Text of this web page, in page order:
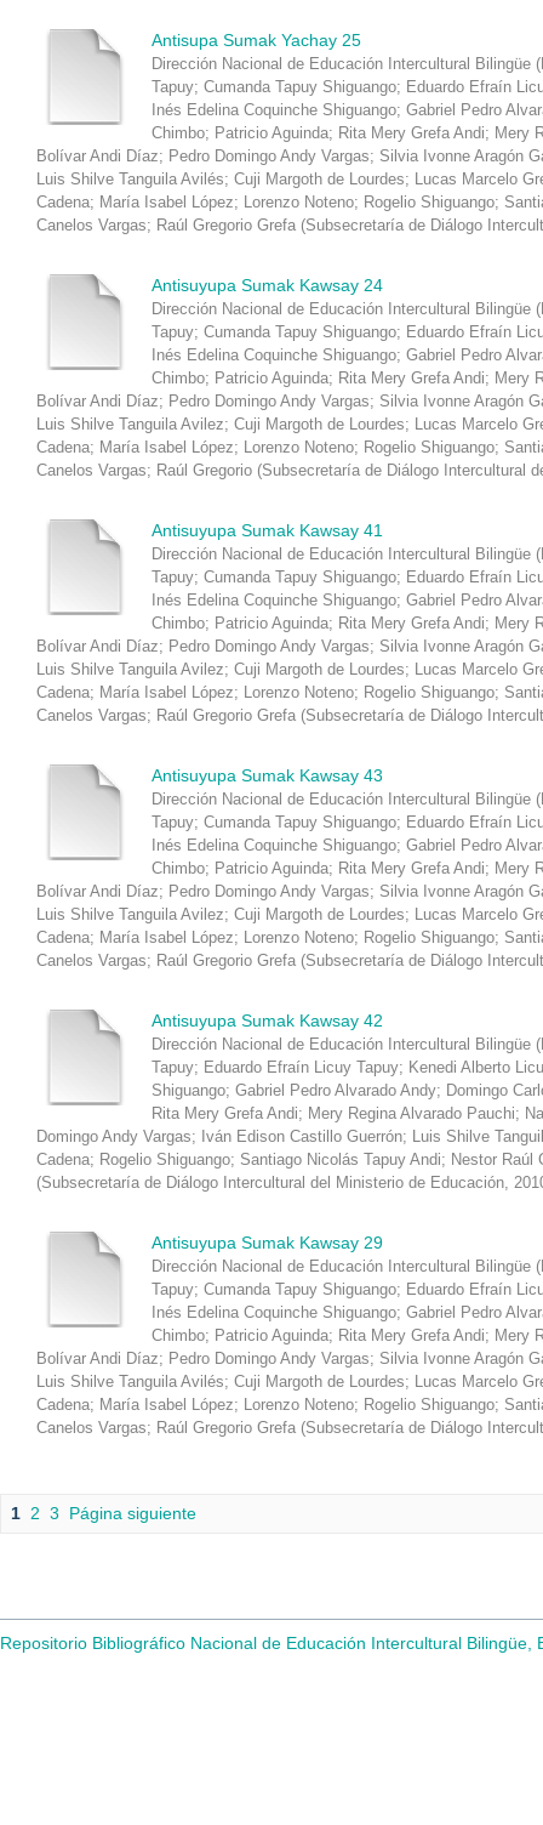
Antisupa Sumak Yachay 25
Dirección Nacional de Educación Intercultural Bilingüe
Tapuy; Cumanda Tapuy Shiguango; Eduardo Efraín
Inés Edelina Coquinche Shiguango; Gabriel Pedro
Chimbo; Patricio Aguinda; Rita Mery Grefa Andi; Mery
Bolívar Andi Díaz; Pedro Domingo Andy Vargas; Silvia Ivonne Aragón
Luis Shilve Tanguila Avilés; Cuji Margoth de Lourdes; Lucas Marcelo
Cadena; María Isabel López; Lorenzo Noteno; Rogelio Shiguango;
Canelos Vargas; Raúl Gregorio Grefa (Subsecretaría de Diálogo
Antisuyupa Sumak Kawsay 24
Dirección Nacional de Educación Intercultural Bilingüe
Tapuy; Cumanda Tapuy Shiguango; Eduardo Efraín
Inés Edelina Coquinche Shiguango; Gabriel Pedro
Chimbo; Patricio Aguinda; Rita Mery Grefa Andi; Mery
Bolívar Andi Díaz; Pedro Domingo Andy Vargas; Silvia Ivonne Aragón
Luis Shilve Tanguila Avilez; Cuji Margoth de Lourdes; Lucas Marcelo
Cadena; María Isabel López; Lorenzo Noteno; Rogelio Shiguango;
Canelos Vargas; Raúl Gregorio (Subsecretaría de Diálogo Intercultural
Antisuyupa Sumak Kawsay 41
Dirección Nacional de Educación Intercultural Bilingüe
Tapuy; Cumanda Tapuy Shiguango; Eduardo Efraín
Inés Edelina Coquinche Shiguango; Gabriel Pedro
Chimbo; Patricio Aguinda; Rita Mery Grefa Andi; Mery
Bolívar Andi Díaz; Pedro Domingo Andy Vargas; Silvia Ivonne Aragón
Luis Shilve Tanguila Avilez; Cuji Margoth de Lourdes; Lucas Marcelo
Cadena; María Isabel López; Lorenzo Noteno; Rogelio Shiguango;
Canelos Vargas; Raúl Gregorio Grefa (Subsecretaría de Diálogo
Antisuyupa Sumak Kawsay 43
Dirección Nacional de Educación Intercultural Bilingüe
Tapuy; Cumanda Tapuy Shiguango; Eduardo Efraín
Inés Edelina Coquinche Shiguango; Gabriel Pedro
Chimbo; Patricio Aguinda; Rita Mery Grefa Andi; Mery
Bolívar Andi Díaz; Pedro Domingo Andy Vargas; Silvia Ivonne Aragón
Luis Shilve Tanguila Avilez; Cuji Margoth de Lourdes; Lucas Marcelo
Cadena; María Isabel López; Lorenzo Noteno; Rogelio Shiguango;
Canelos Vargas; Raúl Gregorio Grefa (Subsecretaría de Diálogo
Antisuyupa Sumak Kawsay 42
Dirección Nacional de Educación Intercultural Bilingüe
Tapuy; Eduardo Efraín Licuy Tapuy; Kenedi Alberto
Shiguango; Gabriel Pedro Alvarado Andy; Domingo
Rita Mery Grefa Andi; Mery Regina Alvarado Pauchi;
Domingo Andy Vargas; Iván Edison Castillo Guerrón; Luis Shilve
Cadena; Rogelio Shiguango; Santiago Nicolás Tapuy Andi; Nestor Raúl
(Subsecretaría de Diálogo Intercultural del Ministerio de Educación,
Antisuyupa Sumak Kawsay 29
Dirección Nacional de Educación Intercultural Bilingüe
Tapuy; Cumanda Tapuy Shiguango; Eduardo Efraín
Inés Edelina Coquinche Shiguango; Gabriel Pedro
Chimbo; Patricio Aguinda; Rita Mery Grefa Andi; Mery
Bolívar Andi Díaz; Pedro Domingo Andy Vargas; Silvia Ivonne Aragón
Luis Shilve Tanguila Avilés; Cuji Margoth de Lourdes; Lucas Marcelo
Cadena; María Isabel López; Lorenzo Noteno; Rogelio Shiguango;
Canelos Vargas; Raúl Gregorio Grefa (Subsecretaría de Diálogo
1 2 3 Página siguiente
Repositorio Bibliográfico Nacional de Educación Intercultural